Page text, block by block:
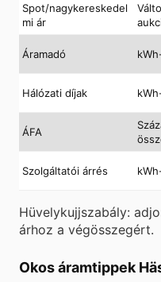
Spot/nagykereskedel
mi ár
Áramadó
Hálózati díjak
ÁFA
Szolgáltatói árrés
Hüvelykujjszabály:
árhoz a végösszegért.
Okos áramtippek